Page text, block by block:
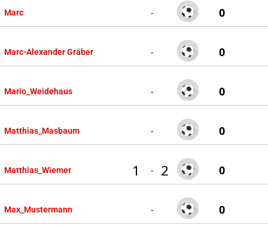
Marc - 0
Marc-Alexander Gräber - 0
Mario_Weidehaus - 0
Matthias_Masbaum - 0
Matthias_Wiemer 1 - 2 0
Max_Mustermann - 0